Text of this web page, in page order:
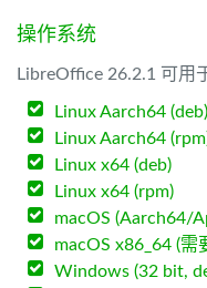
操作系统
LibreOffice 26.2.1 可用
Linux Aarch64 (deb)
Linux Aarch64
Linux x64 (deb)
Linux x64 (rpm)
macOS (Aarch64/
macOS x86_64 (
Windows (32 bit,